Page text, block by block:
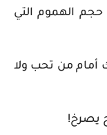
حجم الهموم التي
أمام من تحب ولا
يصرخ!